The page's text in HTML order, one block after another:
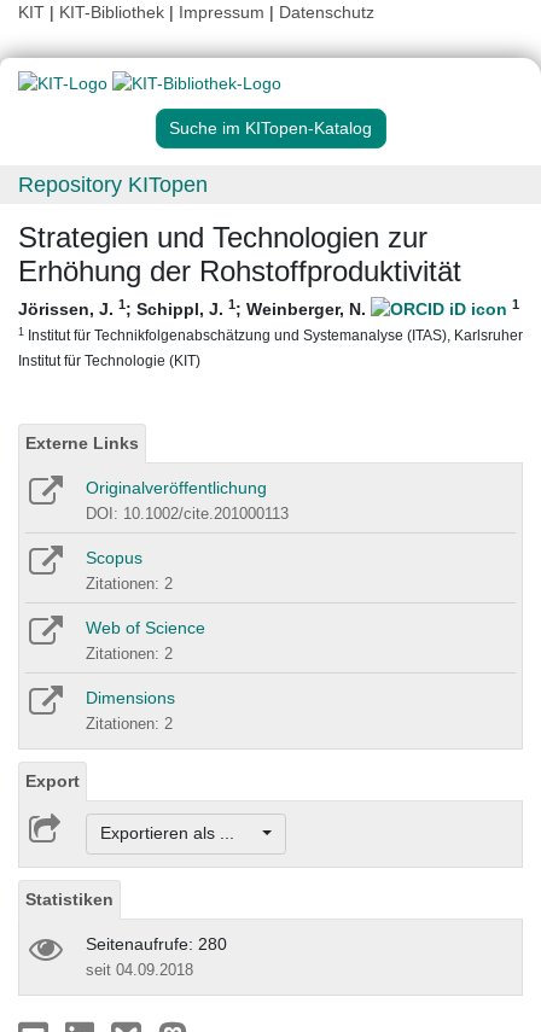
KIT | KIT-Bibliothek | Impressum | Datenschutz
Suche im KITopen-Katalog
Repository KITopen
Strategien und Technologien zur
Erhöhung der Rohstoffproduktivität
Jörissen, J. 1; Schippl, J. 1; Weinberger, N. 1
1 Institut für Technikfolgenabschätzung und Systemanalyse (ITAS), Karlsruher
Institut für Technologie (KIT)
Externe Links
Originalveröffentlichung
DOI: 10.1002/cite.201000113
Scopus
Zitationen: 2
Web of Science
Zitationen: 2
Dimensions
Zitationen: 2
Export
Exportieren als ...
Statistiken
Seitenaufrufe: 280
seit 04.09.2018